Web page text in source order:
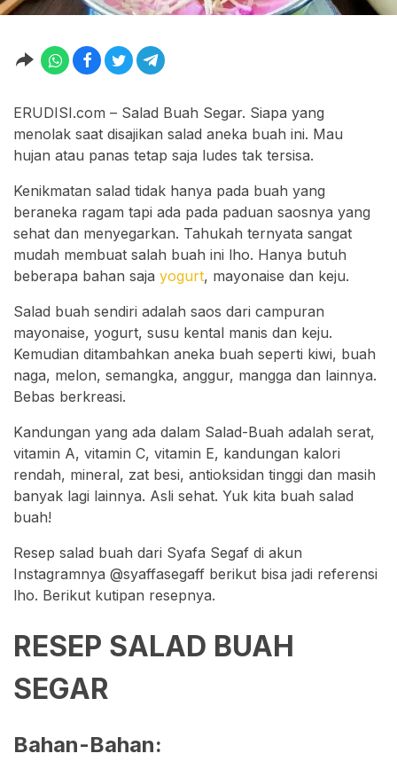
ERUDISI.com – Salad Buah Segar. Siapa yang
menolak saat disajikan salad aneka buah ini. Mau
hujan atau panas tetap saja ludes tak tersisa.
Kenikmatan salad tidak hanya pada buah yang
beraneka ragam tapi ada pada paduan saosnya yang
sehat dan menyegarkan. Tahukah ternyata sangat
mudah membuat salah buah ini lho. Hanya butuh
beberapa bahan saja yogurt, mayonaise dan keju.
Salad buah sendiri adalah saos dari campuran
mayonaise, yogurt, susu kental manis dan keju.
Kemudian ditambahkan aneka buah seperti kiwi, buah
naga, melon, semangka, anggur, mangga dan lainnya.
Bebas berkreasi.
Kandungan yang ada dalam Salad-Buah adalah serat,
vitamin A, vitamin C, vitamin E, kandungan kalori
rendah, mineral, zat besi, antioksidan tinggi dan masih
banyak lagi lainnya. Asli sehat. Yuk kita buah salad
buah!
Resep salad buah dari Syafa Segaf di akun
Instagramnya @syaffasegaff berikut bisa jadi referensi
lho. Berikut kutipan resepnya.
RESEP SALAD BUAH
SEGAR
Bahan-Bahan: